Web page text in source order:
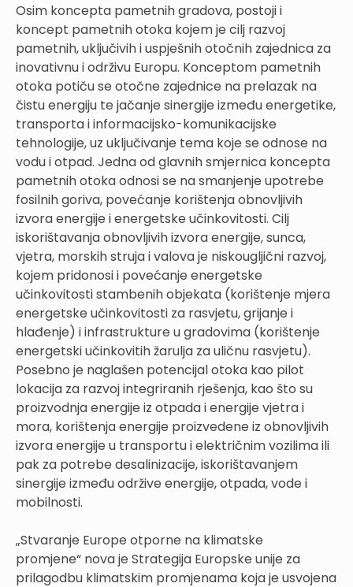
Osim koncepta pametnih gradova, postoji i
koncept pametnih otoka kojem je cilj razvoj
pametnih, uključivih i uspješnih otočnih zajednica za
inovativnu i održivu Europu. Konceptom pametnih
otoka potiču se otočne zajednice na prelazak na
čistu energiju te jačanje sinergije između energetike,
transporta i informacijsko-komunikacijske
tehnologije, uz uključivanje tema koje se odnose na
vodu i otpad. Jedna od glavnih smjernica koncepta
pametnih otoka odnosi se na smanjenje upotrebe
fosilnih goriva, povećanje korištenja obnovljivih
izvora energije i energetske učinkovitosti. Cilj
iskorištavanja obnovljivih izvora energije, sunca,
vjetra, morskih struja i valova je niskougljični razvoj,
kojem pridonosi i povećanje energetske
učinkovitosti stambenih objekata (korištenje mjera
energetske učinkovitosti za rasvjetu, grijanje i
hlađenje) i infrastrukture u gradovima (korištenje
energetski učinkovitih žarulja za uličnu rasvjetu).
Posebno je naglašen potencijal otoka kao pilot
lokacija za razvoj integriranih rješenja, kao što su
proizvodnja energije iz otpada i energije vjetra i
mora, korištenja energije proizvedene iz obnovljivih
izvora energije u transportu i električnim vozilima ili
pak za potrebe desalinizacije, iskorištavanjem
sinergije između održive energije, otpada, vode i
mobilnosti.
„Stvaranje Europe otporne na klimatske
promjene“ nova je Strategija Europske unije za
prilagodbu klimatskim promjenama koja je usvojena